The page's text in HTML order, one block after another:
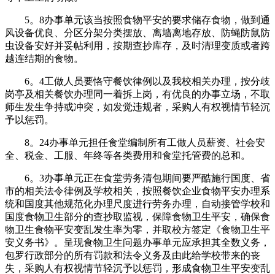
5。8办事单元该当按照食物平安的要求储存食物，做到通
风设备优良、分区分架分类摆放、离墙离地存放、防蝇防鼠防
虫设备安好并妥帖利用，按期查抄库存，及时清理变质或者跨
越连结期的食物。
6。4工做人员要恪守餐饮律例以及我校相关办理，按分歧
岗亭及相关餐饮办理同一着拆上岗，有优良的办事立场，不取
师生发生争持或冲突，如发觉违规者，采购人有权视情节轻沉
予以惩罚。
8。24办事单元担任食堂编制所有工做人员薪资、社会安
全、税金、工服、年终等各类费用和食堂托管费的总和。
6。3办事单元正在食堂劳务清包期间要严酷施行国度、省
市的相关法令律例及学校相关，按照餐饮企业食物平安办理系
统和国度其他规范化办理尺度进行劳务办理，自动接管学校和
国度食物卫生部分的查抄取监视，保障食物卫生平安，确保食
物卫生食物平安变乱发生率为零，并取校方签定《食物卫生平
安义务书》。呈现食物卫生问题办事单元应承担其全数义务，
包罗行政部分的所有罚款和法令义务及由此给学校带来的丧
失，采购人有权视情节轻沉予以惩罚，形成食物卫生平安变乱